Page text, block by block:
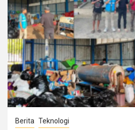
Berita Teknologi